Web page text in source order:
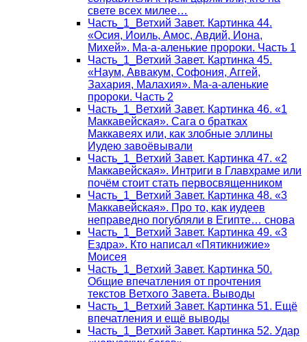
свете всех милее…
Часть_1_Ветхий Завет. Картинка 44.
«Осия, Иоиль, Амос, Авдий, Иона,
Михей». Ма-а-аленькие пророки. Часть 1
Часть_1_Ветхий Завет. Картинка 45.
«Наум, Аввакум, Софония, Аггей,
Захария, Малахия». Ма-а-аленькие
пророки. Часть 2
Часть_1_Ветхий Завет. Картинка 46. «1
Маккавейская». Сага о братках
Маккавеях или, как злобные эллины
Иудею завоёвывали
Часть_1_Ветхий Завет. Картинка 47. «2
Маккавейская». Интриги в Главхраме или
почём стоит стать первосвященником
Часть_1_Ветхий Завет. Картинка 48. «3
Маккавейская». Про то, как иудеев
неправедно погубляли в Египте… снова
Часть_1_Ветхий Завет. Картинка 49. «3
Ездра». Кто написал «Пятикнижие»
Моисея
Часть_1_Ветхий Завет. Картинка 50.
Общие впечатления от прочтения
текстов Ветхого Завета. Выводы
Часть_1_Ветхий Завет. Картинка 51. Ещё
впечатления и ещё выводы
Часть_1_Ветхий Завет. Картинка 52. Удар